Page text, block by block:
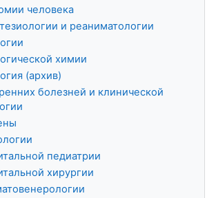
человека
и реаниматологии
химии
(архив)
болезней и клинической
педиатрии
хирургии